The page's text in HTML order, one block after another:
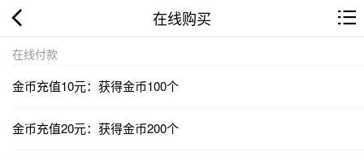
在线购买
在线付款
金币充值10元：获得金币100个
金币充值20元：获得金币200个